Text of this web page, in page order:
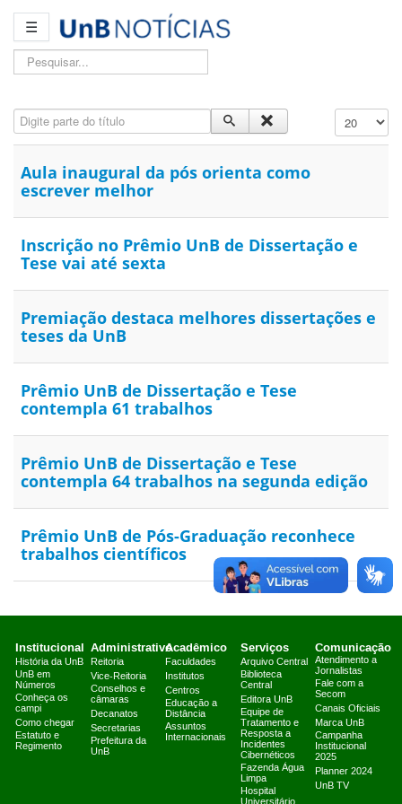
☰
Pesquisar...
Digite parte do título Exibir #
Aula inaugural da pós orienta como
escrever melhor
Inscrição no Prêmio UnB de Dissertação e
Tese vai até sexta
Premiação destaca melhores dissertações e
teses da UnB
Prêmio UnB de Dissertação e Tese
contempla 61 trabalhos
Prêmio UnB de Dissertação e Tese
contempla 64 trabalhos na segunda edição
Prêmio UnB de Pós-Graduação reconhece
trabalhos científicos
Institucional
História da UnB
UnB em
Números
Conheça os
campi
Como chegar
Estatuto e
Regimento
Administrativo
Reitoria
Vice-Reitoria
Conselhos e
câmaras
Decanatos
Secretarias
Prefeitura da
UnB
Acadêmico
Faculdades
Institutos
Centros
Educação a
Distância
Assuntos
Internacionais
Serviços
Arquivo Central
Biblioteca
Central
Editora UnB
Equipe de
Tratamento e
Resposta a
Incidentes
Cibernéticos
Fazenda Água
Limpa
Hospital
Comunicação
Atendimento a
Jornalistas
Fale com a
Secom
Canais Oficiais
Marca UnB
Campanha
Institucional
2025
Planner 2024
UnB TV